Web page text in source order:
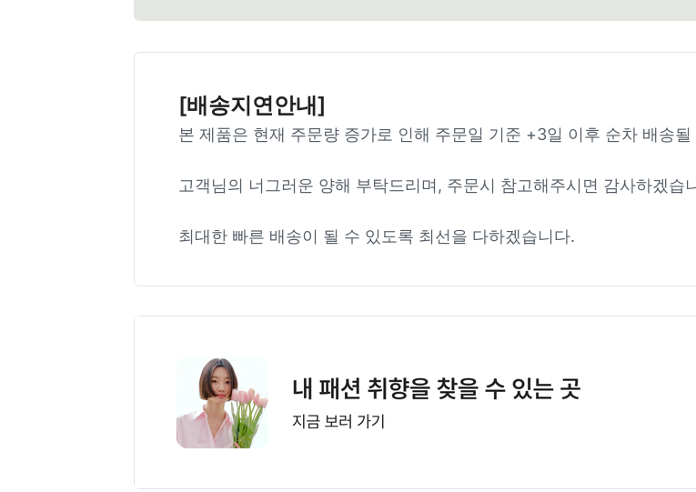
[배송지연안내]
본 제품은 현재 주문량 증가로 인해 주문일 기준 +3일 이후 순차 배송될
고객님의 너그러운 양해 부탁드리며, 주문시 참고해주시면 감사하겠습
최대한 빠른 배송이 될 수 있도록 최선을 다하겠습니다.